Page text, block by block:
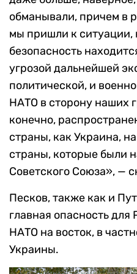
обманывали, причем в
мы пришли к ситуации,
безопасность
угрозой дальнейшей
политической, и
НАТО в сторону наших
конечно,
страны, как Украина,
страны, которые были
Советского Союза», —
Песков, также как и
главная опасность
НАТО на восток, в
Украины.